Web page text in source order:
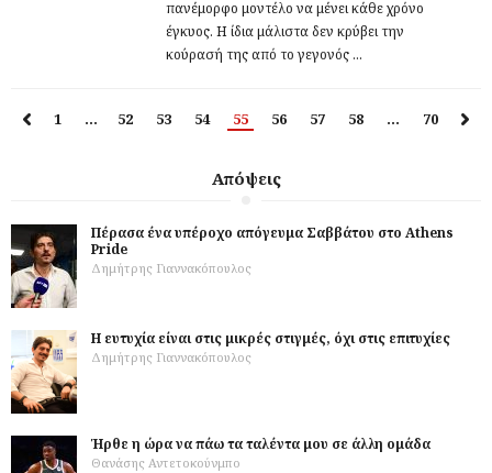
πανέμορφο μοντέλο να μένει κάθε χρόνο
έγκυος. Η ίδια μάλιστα δεν κρύβει την
κούρασή της από το γεγονός ...
1 … 52 53 54 55 56 57 58 … 70
Απόψεις
Πέρασα ένα υπέροχο απόγευμα Σαββάτου στο Athens
Pride
Δημήτρης Γιαννακόπουλος
Η ευτυχία είναι στις μικρές στιγμές, όχι στις επιτυχίες
Δημήτρης Γιαννακόπουλος
Ήρθε η ώρα να πάω τα ταλέντα μου σε άλλη ομάδα
Θανάσης Αντετοκούνμπο